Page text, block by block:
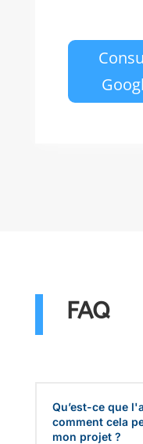
FAQ
Qu’est-ce que
comment cela
mon projet ?